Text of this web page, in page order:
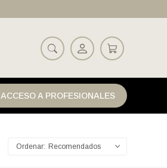
ACCESO A PROFESIONALES
Recomendados